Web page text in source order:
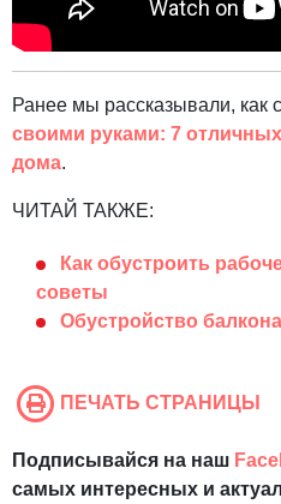
Ранее мы рассказывали, как
своими руками: 7
дома.
ЧИТАЙ ТАКЖЕ:
Как обустроить
советы
Обустройство
ПЕЧАТЬ СТРАНИЦЫ
Подписывайся на наш
самых интересных и